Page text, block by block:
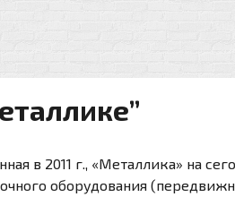
в 2011 г., «Металлика» на
оборудования